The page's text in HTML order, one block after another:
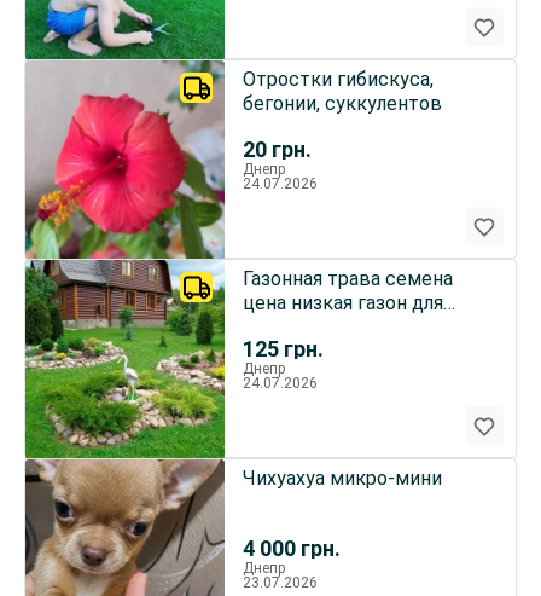
20 грн.
Отростки гибискуса,
бегонии, суккулентов
Днепр
24.07.2026
125 грн.
Газонная трава семена
цена низкая газон для
Днепр
24.07.2026
4 000 грн.
Чихуахуа микро-мини
Днепр
23.07.2026